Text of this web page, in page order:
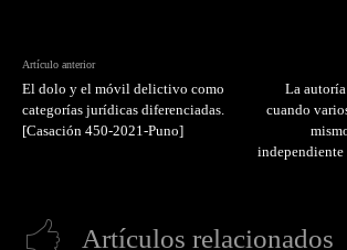
Artículo anterior
El dolo y el móvil delictivo como
categorías jurídicas diferenciadas.
[Casación 450-2021-Puno]
La
cuando
Artículos relacionados